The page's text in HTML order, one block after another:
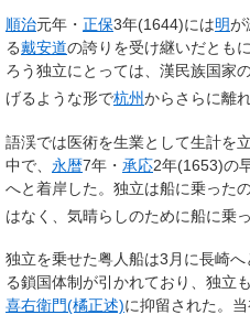
順治元年・ 正保3年(1644)には明が
る戴安道の誇りを受け継いだともに
ろう独立にとっては、漢民族国家
げるような形で杭州からさらに離
語渓では医術を生業として生計を
中で、 永暦7年・ 承応2年(1653)の
へと着岸した。独立は船に乗った
はなく、気晴らしのために船に乗
独立を乗せた粤人船は3月に長崎
る鎖国体制が引かれており、独立
喜右衛門(橘正述)に抑留された。